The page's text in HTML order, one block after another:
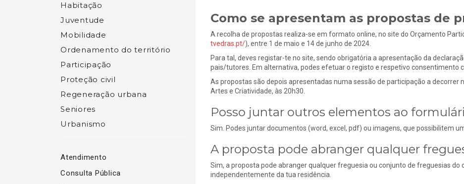
Habitação
Juventude
Mobilidade
Ordenamento do território
Participação
Proteção civil
Regeneração urbana
Seniores
Urbanismo
Atendimento
Consulta Pública
Como se apresentam as propostas de
A recolha de propostas realiza-se em formato online, no site do Orçamento
tvedras.pt/), entre 1 de maio e 14 de junho de 2024.
Para tal, deves registar-te no site, sendo obrigatória a apresentação da
pais/tutores. Em alternativa, podes efetuar o registo e respetivo consentimento
As propostas são depois apresentadas numa sessão de participação a decorrer
Artes e Criatividade, às 20h30.
Posso juntar outros elementos ao
Sim. Podes juntar documentos (word, excel, pdf) ou imagens, que possibilitem
A proposta pode abranger qualquer
Sim, a proposta pode abranger qualquer freguesia ou conjunto de freguesias do
independentemente da tua residência.